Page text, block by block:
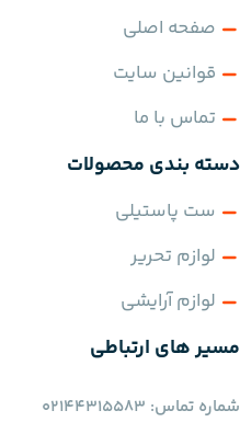
صفحه اصلی
قوانین سایت
تماس با ما
دسته بندی محصولات
ست پاستیلی
لوازم تحریر
لوازم آرایشی
مسیر های ارتباطی
شماره تماس: 02144315583